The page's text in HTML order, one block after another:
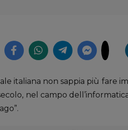
italiana non sappia più fare
nel campo